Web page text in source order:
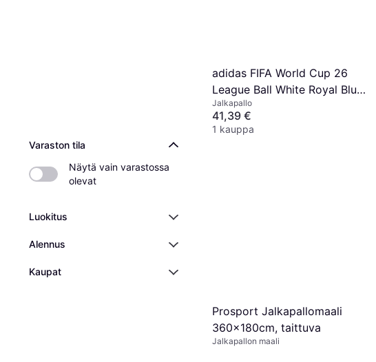
Varaston tila
Näytä vain varastossa
olevat
Luokitus
Alennus
Kaupat
adidas FIFA World Cup 26
League Ball White Royal Blue
Solar Blue Power Red
Jalkapallo
41,39 €
1 kauppa
Prosport Jalkapallomaali
360x180cm, taittuva
Jalkapallon maali